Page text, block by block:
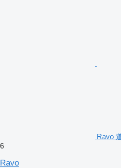
Ravo
6
Ravo